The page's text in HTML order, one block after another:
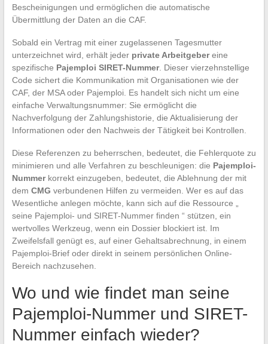
Bescheinigungen und ermöglichen die automatische
Übermittlung der Daten an die CAF.
Sobald ein Vertrag mit einer zugelassenen Tagesmutter
unterzeichnet wird, erhält jeder private Arbeitgebereine
spezifische Pajemploi SIRET-Nummer. Dieser vierzehnstellige
Code sichert die Kommunikation mit Organisationen wie der
CAF, der MSA oder Pajemploi. Es handelt sich nicht um eine
einfache Verwaltungsnummer: Sie ermöglicht die
Nachverfolgung der Zahlungshistorie, die Aktualisierung der
Informationen oder den Nachweis der Tätigkeit bei Kontrollen.
Diese Referenzen zu beherrschen, bedeutet, die Fehlerquote zu
minimieren und alle Verfahren zu beschleunigen: die Pajemploi-
Nummerkorrekt einzugeben, bedeutet, die Ablehnung der mit
dem CMG verbundenen Hilfen zu vermeiden. Wer es auf das
Wesentliche anlegen möchte, kann sich auf die Ressource „
seine Pajemploi- und SIRET-Nummer finden “ stützen, ein
wertvolles Werkzeug, wenn ein Dossier blockiert ist. Im
Zweifelsfall genügt es, auf einer Gehaltsabrechnung, in einem
Pajemploi-Brief oder direkt in seinem persönlichen Online-
Bereich nachzusehen.
Wo und wie findet man seine
Pajemploi-Nummer und SIRET-
Nummer einfach wieder?